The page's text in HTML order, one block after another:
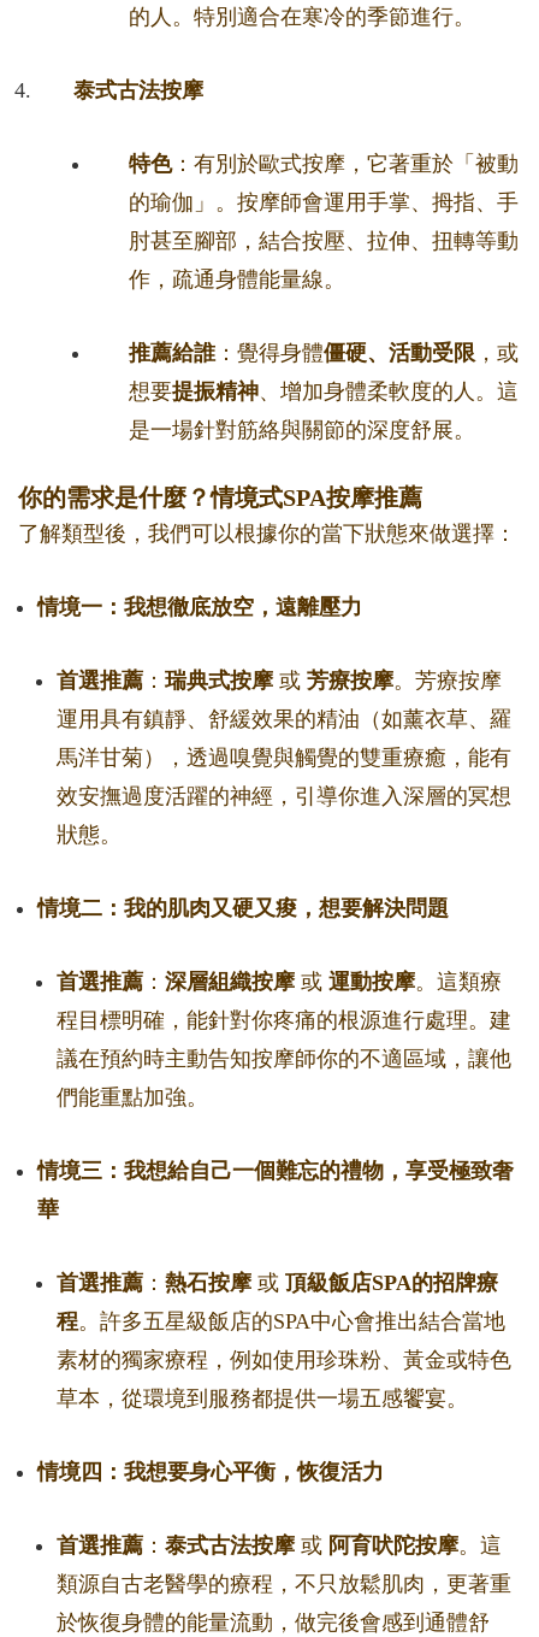
的人。特別適合在寒冷的季節進行。
泰式古法按摩
特色：有別於歐式按摩，它著重於「被動
的瑜伽」。按摩師會運用手掌、拇指、手
肘甚至腳部，結合按壓、拉伸、扭轉等動
作，疏通身體能量線。
推薦給誰：覺得身體僵硬、活動受限 ，或
想要提振精神、增加身體柔軟度的人。這
是一場針對筋絡與關節的深度舒展。
你的需求是什麼？情境式SPA按摩推薦
了解類型後，我們可以根據你的當下狀態來做選擇：
情境一：我想徹底放空，遠離壓力
首選推薦 ： 瑞典式按摩或 芳療按摩。芳療按摩
運用具有鎮靜、舒緩效果的精油（如薰衣草、羅
馬洋甘菊），透過嗅覺與觸覺的雙重療癒，能有
效安撫過度活躍的神經，引導你進入深層的冥想
狀態。
情境二：我的肌肉又硬又痠，想要解決問題
首選推薦 ： 深層組織按摩或 運動按摩。這類療
程目標明確，能針對你疼痛的根源進行處理。建
議在預約時主動告知按摩師你的不適區域，讓他
們能重點加強。
情境三：我想給自己一個難忘的禮物，享受極致奢
華
首選推薦 ： 熱石按摩或 頂級飯店SPA的招牌療
程。許多五星級飯店的SPA中心會推出結合當地
素材的獨家療程，例如使用珍珠粉、黃金或特色
草本，從環境到服務都提供一場五感饗宴。
情境四：我想要身心平衡，恢復活力
首選推薦 ： 泰式古法按摩或 阿育吠陀按摩。這
類源自古老醫學的療程，不只放鬆肌肉，更著重
於恢復身體的能量流動，做完後會感到通體舒